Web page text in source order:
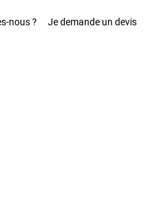
nous ? Je demande un devis